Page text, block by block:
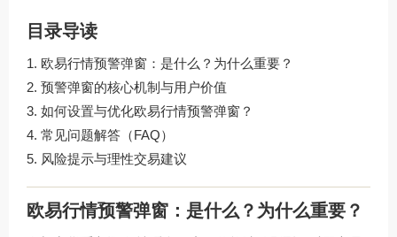
目录导读
欧易行情预警弹窗：是什么？为什么重要？
预警弹窗的核心机制与用户价值
如何设置与优化欧易行情预警弹窗？
常见问题解答（FAQ）
风险提示与理性交易建议
欧易行情预警弹窗：是什么？为什么重要？